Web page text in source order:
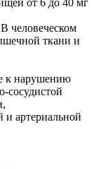
человеческом
ткани и
к нарушению
сосудистой
артериальной